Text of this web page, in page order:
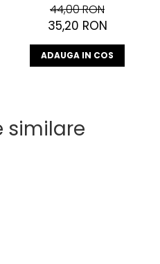
44,00 RON
35,20 RON
ADAUGA IN COS
similare